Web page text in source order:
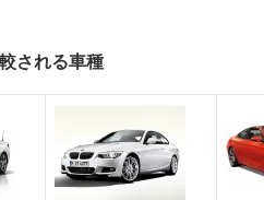
される車種